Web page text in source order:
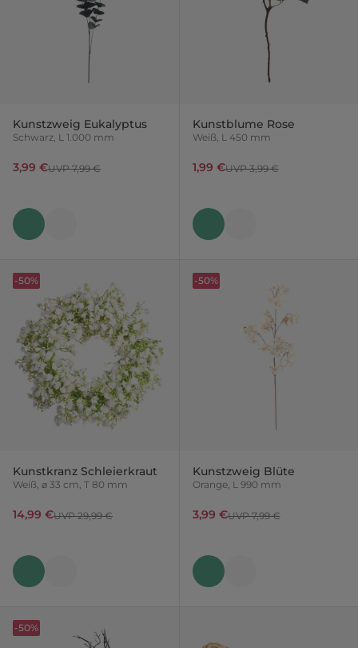
Kunstzweig Eukalyptus
Schwarz, L 1.000 mm
3,99 €UVP 7,99 €
Kunstblume Rose
Weiß, L 450 mm
1,99 €UVP 3,99 €
Kunstkranz Schleierkraut
Weiß, ⌀ 33 cm, T 80 mm
14,99 €UVP 29,99 €
-50%
Kunstzweig Blüte
Orange, L 990 mm
3,99 €UVP 7,99 €
-50%
-50%